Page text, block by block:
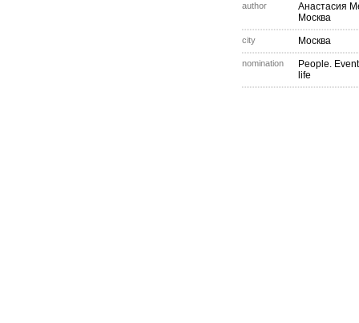
author
Анастасия
Москва
city Москва
nomination
People.
life